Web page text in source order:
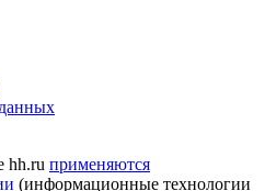
hh.ru применяются
(информационные технологии